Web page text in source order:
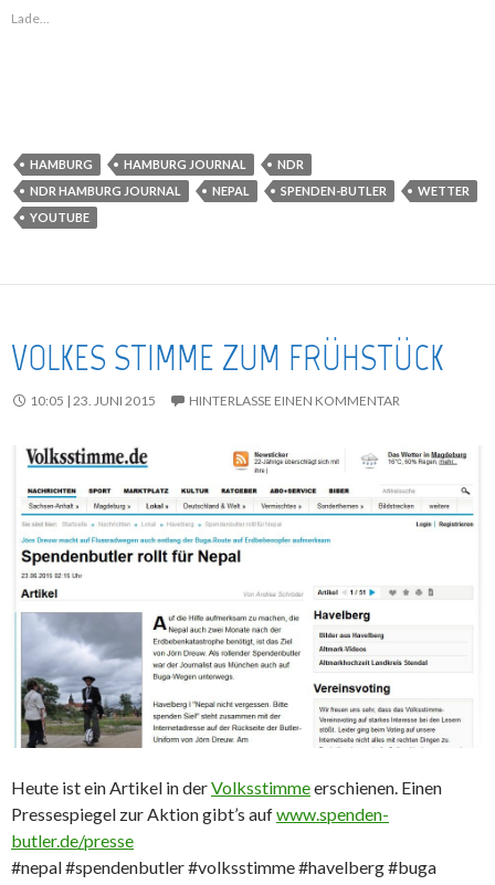
Lade...
HAMBURG HAMBURG JOURNAL
NDR
NDR HAMBURG JOURNAL
NEPAL SPENDEN-BUTLER
WETTER
YOUTUBE
VOLKES STIMME ZUM FRÜHSTÜCK
10:05 | 23. JUNI 2015 HINTERLASSE EINEN KOMMENTAR
Heute ist ein Artikel in derVolksstimmeerschienen. Einen
Pressespiegel zur Aktion gibt’s aufwww.spenden-
butler.de/presse
#nepal #spendenbutler #volksstimme #havelberg #buga